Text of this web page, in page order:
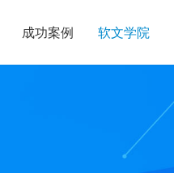
成功案例 软文学院